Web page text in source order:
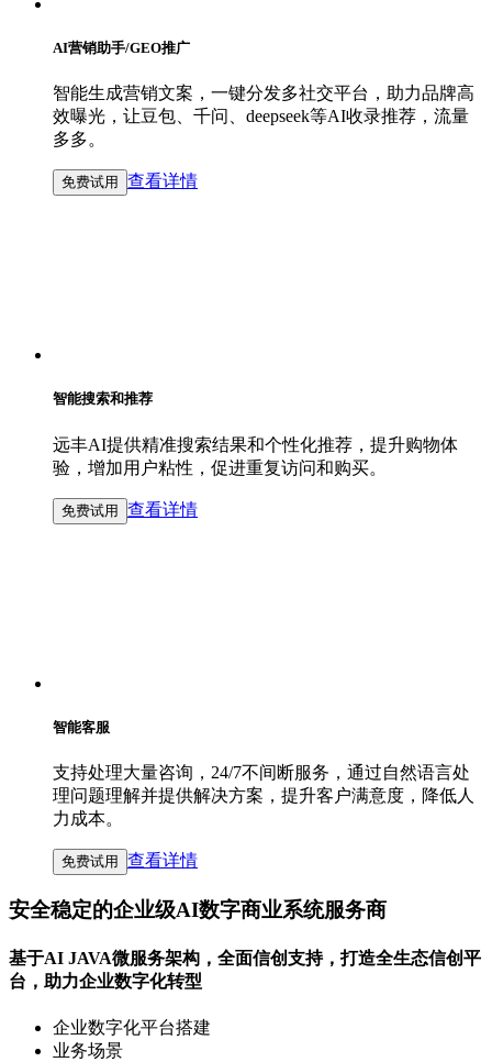
AI营销助手/GEO推广
智能生成营销文案，一键分发多社交平台，助力品牌高
效曝光，让豆包、千问、deepseek等AI收录推荐，流量
多多。
免费试用 查看详情
智能搜索和推荐
远丰AI提供精准搜索结果和个性化推荐，提升购物体
验，增加用户粘性，促进重复访问和购买。
免费试用 查看详情
智能客服
支持处理大量咨询，24/7不间断服务，通过自然语言处
理问题理解并提供解决方案，提升客户满意度，降低人
力成本。
免费试用 查看详情
安全稳定的企业级AI数字商业系统服务商
基于AI JAVA微服务架构，全面信创支持，打造全生态信创平
台，助力企业数字化转型
企业数字化平台搭建
业务场景